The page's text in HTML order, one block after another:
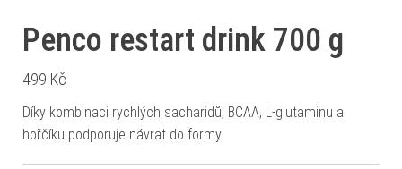
Penco restart drink 700 g
499 Kč
Díky kombinaci rychlých sacharidů, BCAA, L-glutaminu a
hořčíku podporuje návrat do formy.